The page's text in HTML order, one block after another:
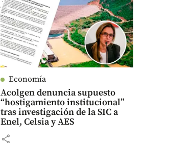
Economía
Acolgen denuncia supuesto
“hostigamiento institucional”
tras investigación de la SIC a
Enel, Celsia y AES
share